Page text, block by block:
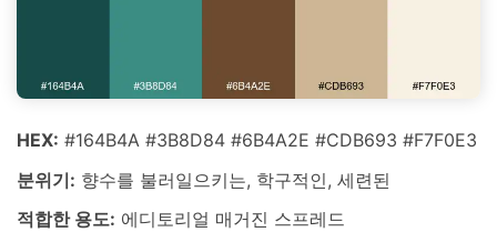
HEX: #164B4A #3B8D84 #6B4A2E #CDB693 #F7F0E3
분위기: 향수를 불러일으키는, 학구적인, 세련된
적합한 용도: 에디토리얼 매거진 스프레드